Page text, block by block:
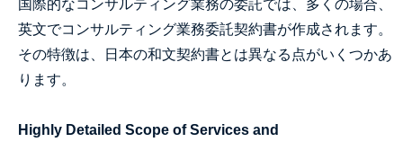
国際的なコンサルティング業務の委託では、多くの場合、
英文でコンサルティング業務委託契約書が作成されます。
その特徴は、日本の和文契約書とは異なる点がいくつかあ
ります。
Highly Detailed Scope of Services and